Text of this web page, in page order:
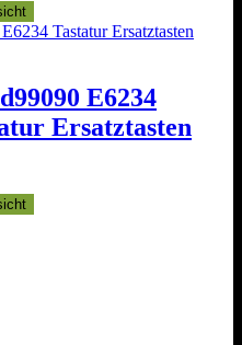
E6234
Ersatztasten